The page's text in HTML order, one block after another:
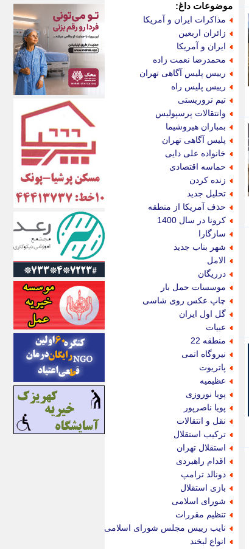
موضوعات داغ:
مذاکرات ایران و آمریکا
زائران اربعین
ایران و آمریکا
محمدرضا نعمت زاده
رییس پلیس آگاهی تهران
رییس پلیس راه
تیم تروریستی
وانتقالات پرسپولیس
بمباران هیروشیما
پلیس آگاهی تهران
خانواده علی دایی
حماسه اقتصادی
زنده کردن
تحلیل جدید
حذف آمریکا از منطقه
کرونا در سال 1400
سازگارا
شهر بناب جدید
الامل
درریگان
موسسات حمل بار
چاپ عکس روی شاسی
گل اول ایران
عبیات
منطقه 22
نیروگاه اتمی
پاتریوت
عظیمیه
پویا نوروزی
پویا ناصرپور
نقل و انتقالات
ترکیب استقلال
استقلال تهران
اقدام راهبردی
دونالد ترامپ
بازی استقلال
شورای اسلامی
تنظیم مقررات
نایب رییس مجلس شورای اسلامی
انواع لبخند
اکوفارس
اکونگار
اکونیوز
الف
انتشار آنلاین
اندیشه قرن
اندیشه معاصر
اندیشه ها
انرژی پرس
ای استخدام
ایتنا
ایراف
ایران آرت
ایران آنلاین
ایران زندگی
ایران فوری
ایرانی روز
ایرانیتال
ایرنا
ایسکانیوز
ایسنا
ایکنا
ایلنا
اینتیتر
ایونا نیوز
بازتاب آنلاین
باشگاه خبرنگاران
باغستان نیوز
بامبوک
ببین و بخون
بدینسان
بنکر